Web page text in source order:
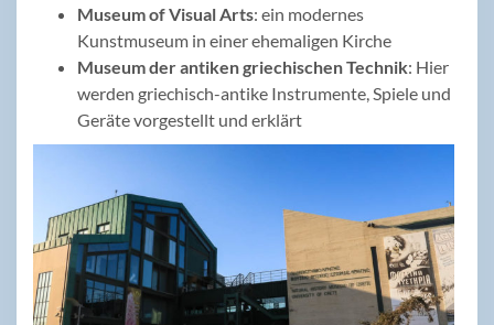
Museum of Visual Arts: ein modernes
Kunstmuseum in einer ehemaligen Kirche
Museum der antiken griechischen Technik: Hier
werden griechisch-antike Instrumente, Spiele und
Geräte vorgestellt und erklärt